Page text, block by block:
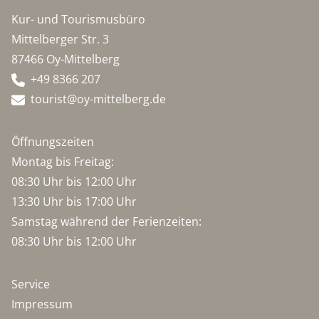
Kur- und Tourismusbüro
Mittelberger Str. 3
87466 Oy-Mittelberg
+49 8366 207
tourist@oy-mittelberg.de
Öffnungszeiten
Montag bis Freitag:
08:30 Uhr bis 12:00 Uhr
13:30 Uhr bis 17:00 Uhr
Samstag während der Ferienzeiten:
08:30 Uhr bis 12:00 Uhr
Service
Impressum